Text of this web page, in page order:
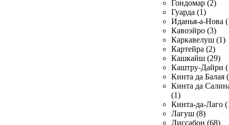
Гондомар (2)
Гуарда (1)
Иданья-а-Нова
Кавоэйро (3)
Каркавелуш (1)
Картейра (2)
Кашкайш (29)
Каштру-Дайри
Кинта да Балая
Кинта да
(1)
Кинта-да-Лаго
Лагуш (8)
Лиссабон (68)